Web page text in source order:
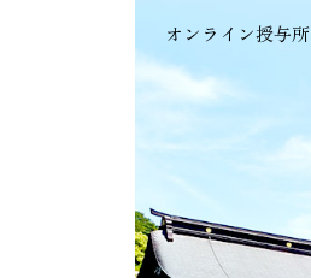
オンライン授与所